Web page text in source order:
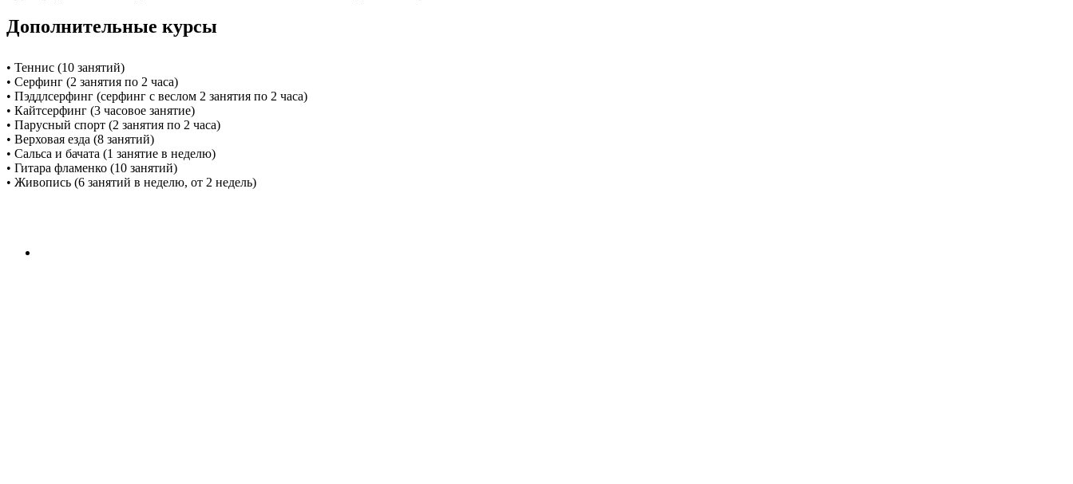
Дополнительные курсы
• Теннис (10 занятий)
• Серфинг (2 занятия по 2 часа)
• Пэддлсерфинг (серфинг с веслом 2 занятия по 2 часа)
• Кайтсерфинг (3 часовое занятие)
• Парусный спорт (2 занятия по 2 часа)
• Верховая езда (8 занятий)
• Сальса и бачата (1 занятие в неделю)
• Гитара фламенко (10 занятий)
• Живопись (6 занятий в неделю, от 2 недель)